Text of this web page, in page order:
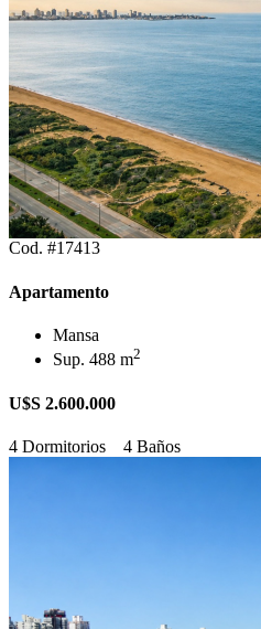
Cod. #17413
Apartamento
Mansa
Sup. 488 m2
U$S 2.600.000
4 Dormitorios 4 Baños